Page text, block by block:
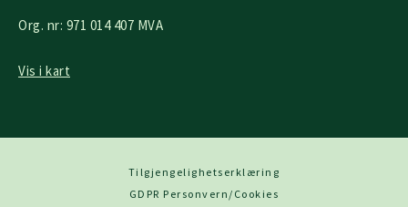
Org. nr: 971 014 407 MVA
Vis i kart
Tilgjengelighetserklæring
GDPR Personvern/Cookies